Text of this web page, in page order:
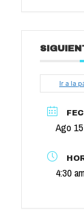
Ir a la
Ago
4:30